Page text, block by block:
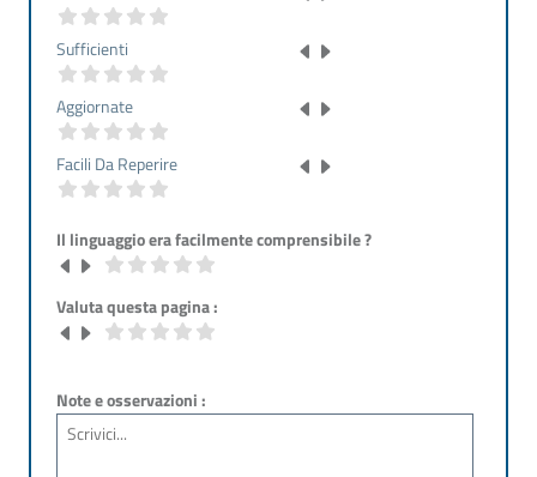
Sufficienti
Aggiornate
Facili Da Reperire
Il linguaggio era facilmente comprensibile ?
Valuta questa pagina :
Note e osservazioni :